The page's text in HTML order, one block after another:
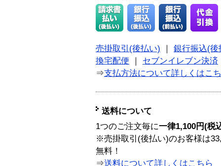
売掛取引(後払い)
銀行振込(後
換宅配便
セブンイレブン決済
⇒支払方法について詳しくはこ
送料について
1つのご注文毎に一律1,100円(税
※売掛取引(後払い)のお客様は
無料！
⇒送料について詳しくはこちら